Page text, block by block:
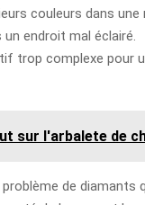
couleurs dans une
un endroit mal éclairé.
trop complexe pour
sur l'arbalete de
de diamants